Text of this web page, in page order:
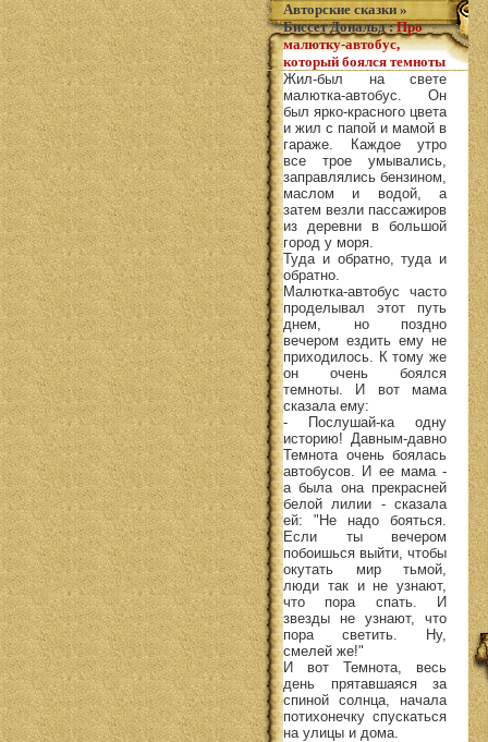
Авторские сказки »
Биссет Дональд:Про
малютку-автобус,
который боялся темноты
Жил-был на свете
малютка-автобус. Он
был ярко-красного цвета
и жил с папой и мамой в
гараже. Каждое утро
все трое умывались,
заправлялись бензином,
маслом и водой, а
затем везли пассажиров
из деревни в большой
город у моря.
Туда и обратно, туда и
обратно.
Малютка-автобус часто
проделывал этот путь
днем, но поздно
вечером ездить ему не
приходилось. К тому же
он очень боялся
темноты. И вот мама
сказала ему:
- Послушай-ка одну
историю! Давным-давно
Темнота очень боялась
автобусов. И ее мама -
а была она прекрасней
белой лилии - сказала
ей: "Не надо бояться.
Если ты вечером
побоишься выйти, чтобы
окутать мир тьмой,
люди так и не узнают,
что пора спать. И
звезды не узнают, что
пора светить. Ну,
смелей же!"
И вот Темнота, весь
день прятавшаяся за
спиной солнца, начала
потихонечку спускаться
на улицы и дома.